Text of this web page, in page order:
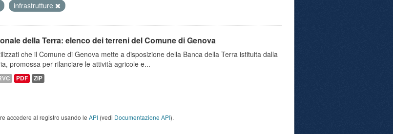
infrastrutture
della Terra: elenco dei terreni del Comune di Genova
che il Comune di Genova mette a disposizione della Banca della Terra istituita dalla
promossa per rilanciare le attività agricole e...
PDF ZIP
accedere al registro usando le API (vedi Documentazione API).